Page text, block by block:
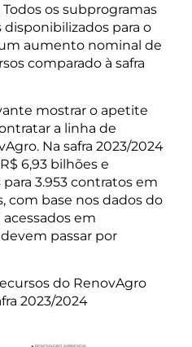
Todos os subprogramas
disponibilizados para o
aumento nominal de
comparado à safra
mostrar o apetite
a linha de
Na safra 2023/2024
6,93 bilhões e
3.953 contratos em
com base nos dados do
em
passar por
do RenovAgro
2023/2024